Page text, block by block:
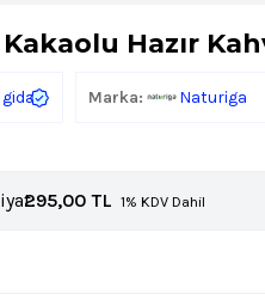
Hazır
gida Marka: Naturiga
295,00 TL 1% KDV Dahil